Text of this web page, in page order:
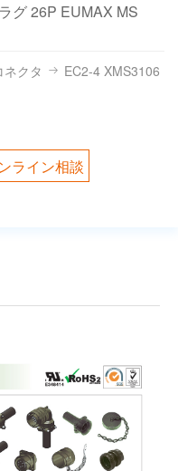
グ 26P EUMAX MS
クタ
EC2-4 XMS3106
ライン相談